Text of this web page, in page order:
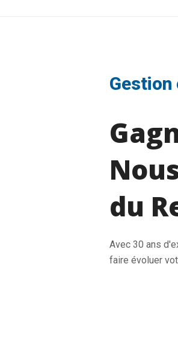
Gestion
du
Avec 30 ans
faire évoluer